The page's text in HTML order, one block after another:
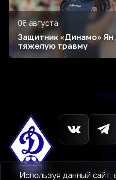
06 августа
Защитник «Динамо»
тяжелую травму
Используя данный сайт,